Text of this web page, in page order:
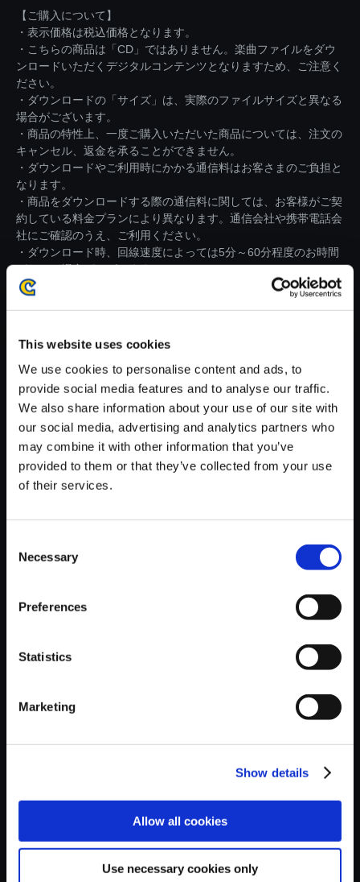
This website uses cookies
We use cookies to personalise content and ads, to
provide social media features and to analyse our traffic.
We also share information about your use of our site with
our social media, advertising and analytics partners who
may combine it with other information that you’ve
provided to them or that they’ve collected from your use
of their services.
Selection
Necessary
Preferences
Statistics
Marketing
Show details
Allow all cookies
Use necessary cookies only
【ご購入について】
・表示価格は税込価格となります。
・こちらの商品は「CD」ではありません。楽曲ファイルをダウ
ンロードいただくデジタルコンテンツとなりますため、ご注意く
ださい。
・ダウンロードの「サイズ」は、実際のファイルサイズと異なる
場合がございます。
・商品の特性上、一度ご購入いただいた商品については、注文の
キャンセル、返金を承ることができません。
・ダウンロードやご利用時にかかる通信料はお客さまのご負担と
なります。
・商品をダウンロードする際の通信料に関しては、お客様がご契
約している料金プランにより異なります。通信会社や携帯電話会
社にご確認のうえ、ご利用ください。
・ダウンロード時、回線速度によっては5分～60分程度のお時間
がかかる場合がございます。
※ご購入いただいたファイルのダウンロードの際には、通信環境
【単曲】モンスターハンタース
トーリーズ2 ～破滅の翼～ オ
リジナル・サウンドトラック 勝
7ポイント付与
【単曲】モンスタ
【単曲】モンスタ
ーハンタース...
【単曲】モンスタ